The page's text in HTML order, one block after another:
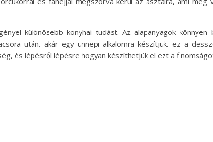
különösebb konyhai tudást. Az alapanyagok könnyen
után, akár egy ünnepi alkalomra készítjük, ez a
és lépésről lépésre hogyan készíthetjük el ezt a